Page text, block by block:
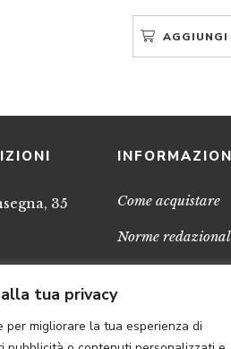
tua privacy
per migliorare la tua esperienza di
AGGIUNGI
35
Come acquistare
Norme
Credits